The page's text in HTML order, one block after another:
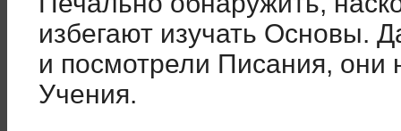
избегают изучать Основы.
и посмотрели Писания, они
Учения.